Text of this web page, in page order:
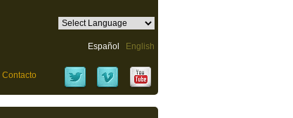
Español English
Contacto